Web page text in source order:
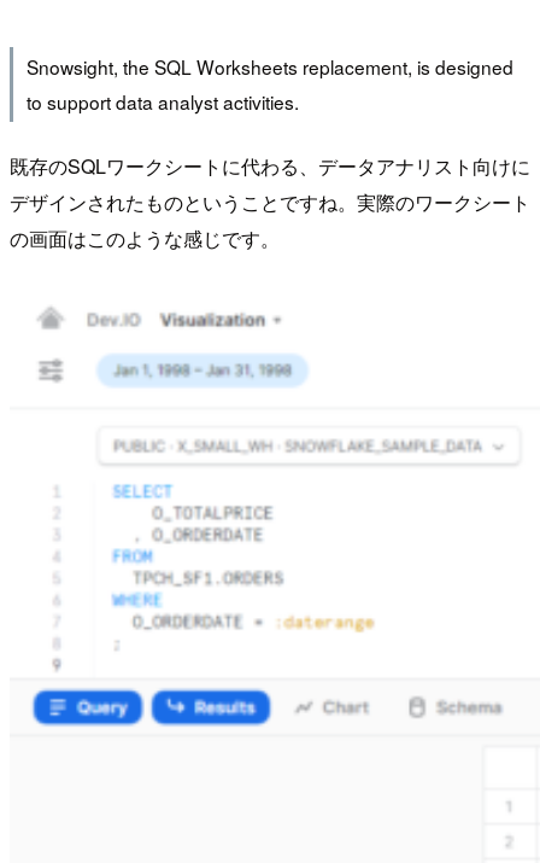
Snowsight, the SQL Worksheets replacement, is designed
to support data analyst activities.
既存のSQLワークシートに代わる、データアナリスト向けに
デザインされたものということですね。実際のワークシート
の画面はこのような感じです。